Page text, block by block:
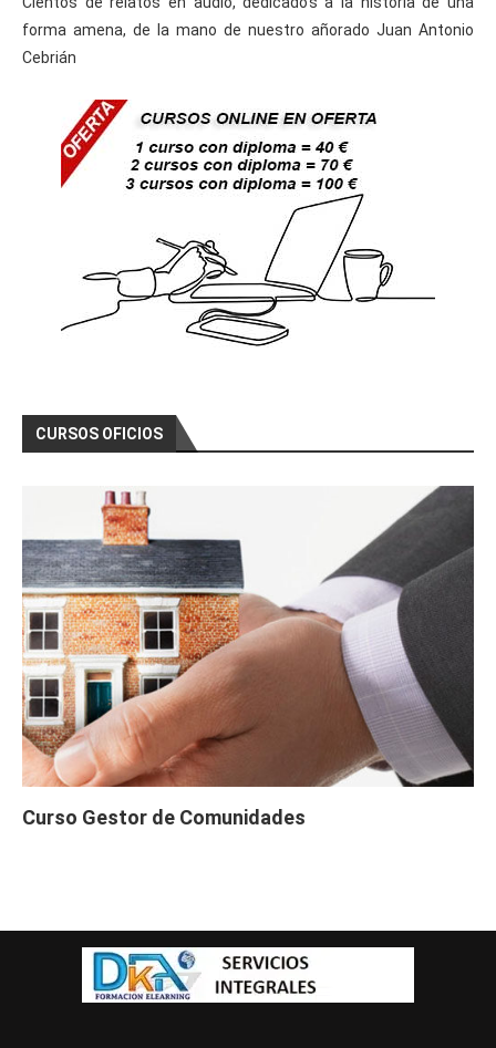
forma amena, de la mano de nuestro añorado Juan Antonio
Cebrián
CURSOS OFICIOS
Curso Gestor de Comunidades